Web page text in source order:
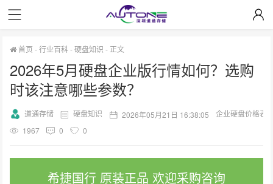
首页 -行业百科-硬盘知识 - 正文
2026年5月硬盘企业版行情如何？选购
时该注意哪些参数？
道通存储 硬盘知识 2026年05月21日 16:38:05
企业硬盘价格表
1967
0 0
希捷国行 原装正品 欢迎采购咨询